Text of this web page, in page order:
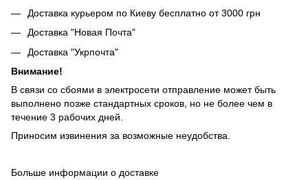
Доставка курьером по Киеву бесплатно от 3000 грн
Доставка "Новая Почта"
Доставка "Укрпочта"
Внимание!
В связи со сбоями в электросети отправление может быть
выполнено позже стандартных сроков, но не более чем в
течение 3 рабочих дней.
Приносим извинения за возможные неудобства.
Больше информации о доставке